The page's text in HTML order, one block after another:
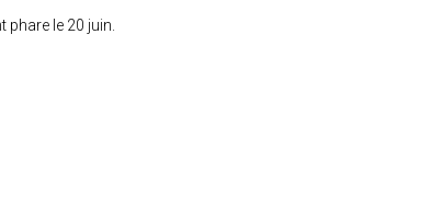
phare le 20 juin.